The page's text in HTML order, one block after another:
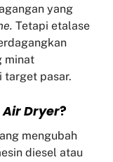
yang
Tetapi etalase
minat
target pasar.
Air Dryer?
mengubah
diesel atau